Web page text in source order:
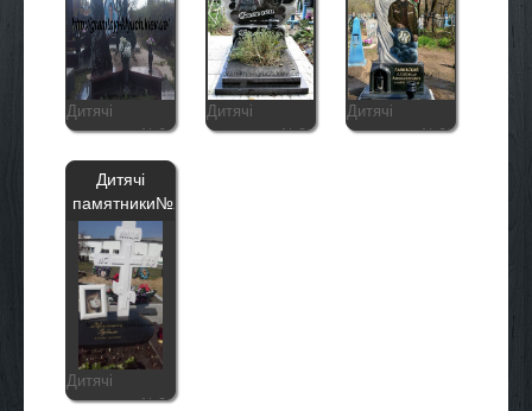
Дитячі
памятники№24
Дитячі
памятники№23
Дитячі
памятники№22
Дитячі
памятники№21
Дитячі
памятники№21